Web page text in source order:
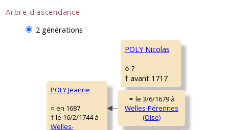
Arbre d'ascendance
2 générations
POLY Jeanne
○ en 1687
† le 16/2/1744 à
Welles-
POLY Nicolas
○ ?
† avant 1717